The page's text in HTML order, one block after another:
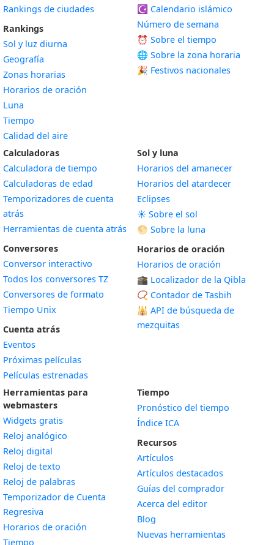
Rankings de ciudades
Rankings
Sol y luz diurna
Geografía
Zonas horarias
Horarios de oración
Luna
Tiempo
Calidad del aire
☪️ Calendario islámico
Número de semana
⏰ Sobre el tiempo
🌐 Sobre la zona horaria
🎉 Festivos nacionales
Calculadoras
Calculadora de tiempo
Calculadoras de edad
Temporizadores de cuenta
atrás
Herramientas de cuenta atrás
Conversores
Conversor interactivo
Todos los conversores TZ
Conversores de formato
Tiempo Unix
Cuenta atrás
Eventos
Próximas películas
Películas estrenadas
Sol y luna
Horarios del amanecer
Horarios del atardecer
Eclipses
☀️ Sobre el sol
🌕 Sobre la luna
Horarios de oración
Horarios de oración
🕋 Localizador de la Qibla
📿 Contador de Tasbih
🕌 API de búsqueda de
mezquitas
Herramientas para
webmasters
Widgets gratis
Reloj analógico
Reloj digital
Reloj de texto
Reloj de palabras
Temporizador de Cuenta
Regresiva
Horarios de oración
Tiempo
Tiempo
Pronóstico del tiempo
Índice ICA
Recursos
Artículos
Artículos destacados
Guías del comprador
Acerca del editor
Blog
Nuevas herramientas